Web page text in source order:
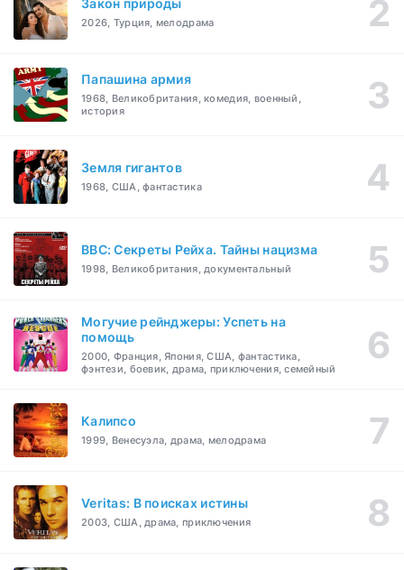
Закон природы
2026, Турция, мелодрама
Папашина армия
1968, Великобритания, комедия, военный,
история
Земля гигантов
1968, США, фантастика
BBC: Секреты Рейха. Тайны нацизма
1998, Великобритания, документальный
Могучие рейнджеры: Успеть на
помощь
2000, Франция, Япония, США, фантастика,
фэнтези, боевик, драма, приключения, семейный
Калипсо
1999, Венесуэла, драма, мелодрама
Veritas: В поисках истины
2003, США, драма, приключения